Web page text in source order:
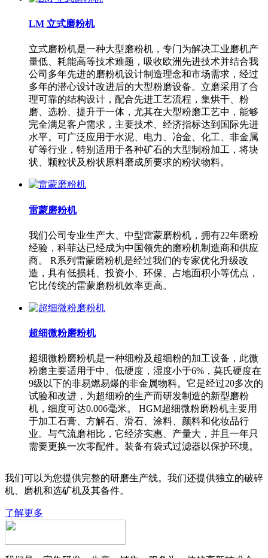
LM 立式磨粉机
立式磨粉机是一种大型磨粉机，专门为解决工业磨机产
量低、耗能高等技术难题，吸收欧洲先进技术并结合我
公司多年先进的磨粉机设计制造理念和市场需求，经过
多年的潜心设计改进后的大型粉磨设备。立磨采用了合
理可靠的结构设计，配合先进工艺流程，集烘干、粉
磨、选粉、提升于一体，尤其在大型粉磨工艺中，能够
完全满足客户需求，主要技术、经济指标达到国际先进
水平。可广泛应用于水泥、电力、冶金、化工、非金属
矿等行业，特别适用于各种矿石的大型制粉加工，将块
状、颗粒状及粉状原料磨成所要求的粉状物料。
雷蒙磨粉机
我们公司专业生产大、中型雷蒙磨粉机，拥有22年磨粉
经验，科菲达已经成为中国领先的磨粉机制造商和供应
商。 R系列雷蒙磨粉机是经过我们的专家优化升级改
造，具有低损耗、投资小、环保、占地面积小等优点，
它比传统的雷蒙磨粉机效率更高。
超细微粉磨粉机
超细微粉磨粉机是一种细粉及超细粉的加工设备，此微
粉磨主要适用于中、低硬度，湿度小于6%，莫氏硬度在
9级以下的非易燃易爆的非金属物料。它是经过20多次的
试验和改进，为超细粉的生产而研发制造的新型磨粉
机，细度可达0.006毫米。 HGM超细微粉磨粉机主要用
于加工石膏、方解石、滑石、涂料、颜料和化妆品行
业。与气流磨相比，它经济实惠、产量大，并且一年只
需要更换一次零配件。装备有袋式过滤器以保护环境。
我们可以为您提供完整的研磨生产线。我们还提供独立的破碎
机、磨机和选矿机及其备件。
了解更多